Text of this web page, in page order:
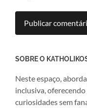
SOBRE O
Neste espaço,
inclusiva,
curiosidades sem